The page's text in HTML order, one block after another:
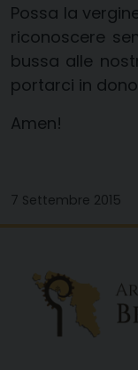
Possa la
riconoscere
bussa alle
portarci in
Amen!
7 Settembre 2015